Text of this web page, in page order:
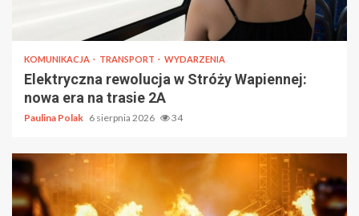
KOMUNIKACJA TRANSPORT WYDARZENIA
Elektryczna rewolucja w Stróży Wapiennej:
nowa era na trasie 2A
Paulina Polak 6 sierpnia 2026 34